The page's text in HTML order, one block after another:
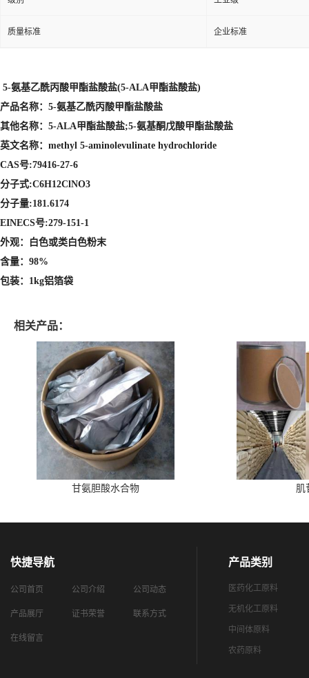
质量标准 企业标准
5-氨基乙酰丙酸甲酯盐酸盐(5-ALA甲酯盐酸盐)
产品名称：5-氨基乙酰丙酸甲酯盐酸盐
其他名称：5-ALA甲酯盐酸盐;5-氨基酮戊酸甲酯盐酸盐
英文名称：methyl 5-aminolevulinate hydrochloride
CAS号:79416-27-6
分子式:C6H12ClNO3
分子量:181.6174
EINECS号:279-151-1
外观：白色或类白色粉末
含量：98%
包装：1kg铝箔袋
相关产品：
甘氨胆酸水合物 肌
快捷导航
公司首页 公司介绍 公司动态
产品展厅 证书荣誉 联系方式
在线留言
产品类别
医药化工原料
无机化工原料
中间体原料
农药原料